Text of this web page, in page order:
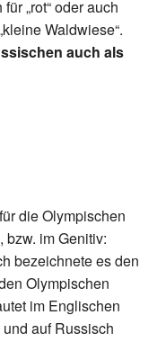
„rot“ oder auch
Waldwiese“.
auch als
die Olympischen
bzw. im Genitiv:
bezeichnete es den
Olympischen
im Englischen
und auf Russisch